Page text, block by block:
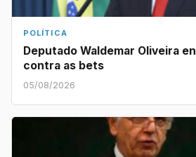
POLÍTICA
Deputado Waldemar Oliveira
contra as bets
05/08/2026